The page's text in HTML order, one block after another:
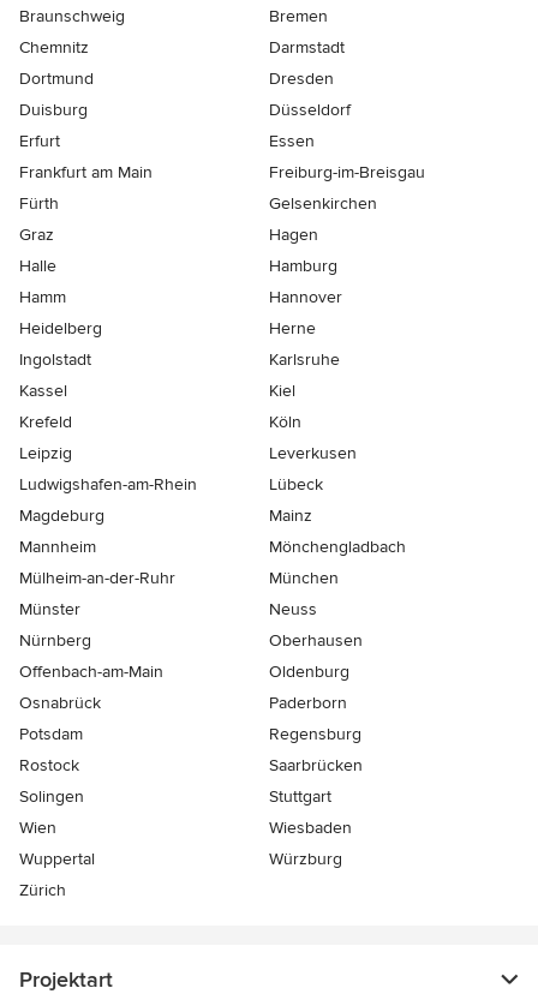
Braunschweig
Bremen
Chemnitz
Darmstadt
Dortmund
Dresden
Duisburg
Düsseldorf
Erfurt
Essen
Frankfurt am Main
Freiburg-im-Breisgau
Fürth
Gelsenkirchen
Graz
Hagen
Halle
Hamburg
Hamm
Hannover
Heidelberg
Herne
Ingolstadt
Karlsruhe
Kassel
Kiel
Krefeld
Köln
Leipzig
Leverkusen
Ludwigshafen-am-Rhein
Lübeck
Magdeburg
Mainz
Mannheim
Mönchen­gladbach
Mülheim-an-der-Ruhr
München
Münster
Neuss
Nürnberg
Oberhausen
Offenbach-am-Main
Oldenburg
Osnabrück
Paderborn
Potsdam
Regensburg
Rostock
Saarbrücken
Solingen
Stuttgart
Wien
Wiesbaden
Wuppertal
Würzburg
Zürich
Projektart